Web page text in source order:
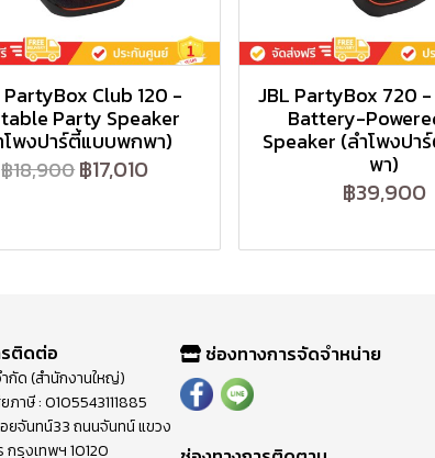
PartyBox Club 120 -
Party Speaker
โพงปาร์ตี้แบบพกพา)
฿18,900฿17,010
JBL PartyBox 720
Battery-
Speaker (ลำโพงปา
พา)
฿39,900
ติดต่อ
กัด (สำนักงานใหญ่)
ภาษี : 0105543111885
ยจันทน์33 ถนนจันทน์ แขวง
รุงเทพฯ 10120
ช่องทางการจัดจำหน่าย